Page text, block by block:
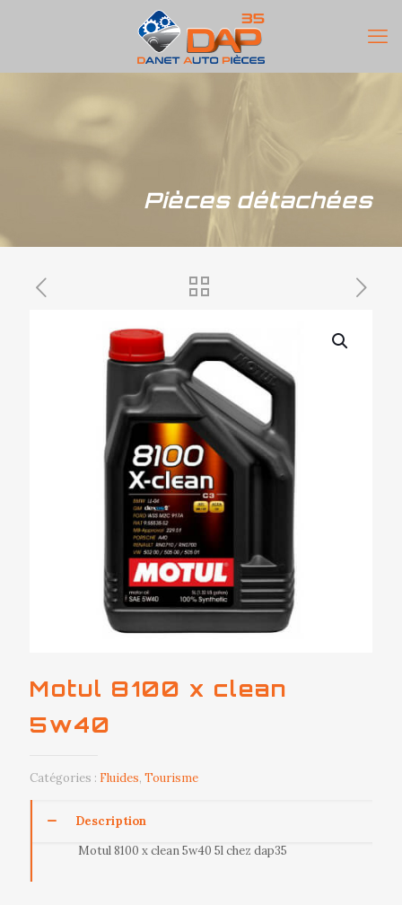
Pièces détachées
Motul 8100 x clean
5w40
Catégories : Fluides, Tourisme
Description
Motul 8100 x clean 5w40 5l chez dap35